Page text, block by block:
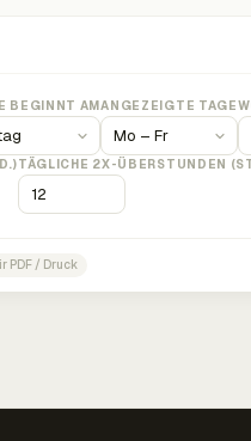
BEGINNT AMANGEZEIGTE TAGE
TÄGLICHE 2X-ÜBERSTUNDEN
PDF / Druck